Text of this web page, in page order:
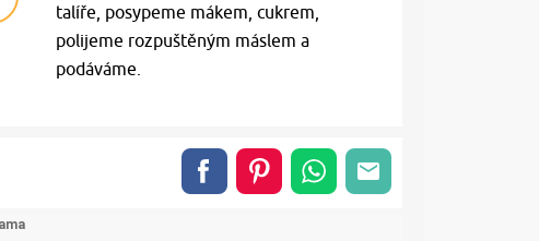
talíře, posypeme mákem, cukrem,
polijeme rozpuštěným máslem a
podáváme.